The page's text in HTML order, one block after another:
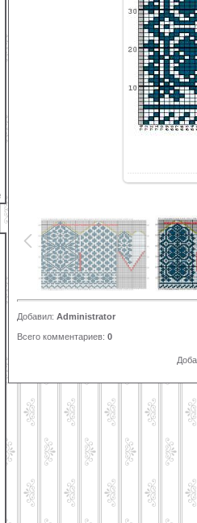
Добавил: Administrator
Всего комментариев: 0